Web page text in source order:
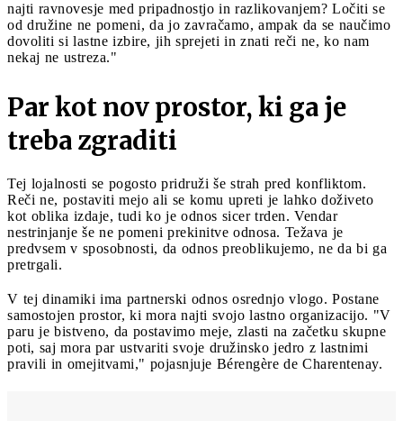
najti ravnovesje med pripadnostjo in razlikovanjem? Ločiti se
od družine ne pomeni, da jo zavračamo, ampak da se naučimo
dovoliti si lastne izbire, jih sprejeti in znati reči ne, ko nam
nekaj ne ustreza."
Par kot nov prostor, ki ga je
treba zgraditi
Tej lojalnosti se pogosto pridruži še strah pred konfliktom.
Reči ne, postaviti mejo ali se komu upreti je lahko doživeto
kot oblika izdaje, tudi ko je odnos sicer trden. Vendar
nestrinjanje še ne pomeni prekinitve odnosa. Težava je
predvsem v sposobnosti, da odnos preoblikujemo, ne da bi ga
pretrgali.
V tej dinamiki ima partnerski odnos osrednjo vlogo. Postane
samostojen prostor, ki mora najti svojo lastno organizacijo. "V
paru je bistveno, da postavimo meje, zlasti na začetku skupne
poti, saj mora par ustvariti svoje družinsko jedro z lastnimi
pravili in omejitvami," pojasnjuje Bérengère de Charentenay.